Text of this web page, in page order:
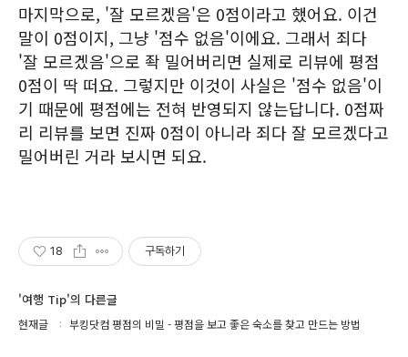
마지막으로, '잘 모르겠음'은 0점이라고 했어요. 이건
말이 0점이지, 그냥 '점수 없음'이에요. 그래서 죄다
'잘 모르겠음'으로 좍 밀어버리면 실제로 리뷰에 평점
0점이 딱 떠요. 그렇지만 이것이 사실은 '점수 없음'이
기 때문에 평점에는 전혀 반영되지 않는답니다. 0점짜
리 리뷰를 보면 진짜 0점이 아니라 죄다 잘 모르겠다고
밀어버린 거라 보시면 되요.
18 구독하기
'여행 Tip'의 다른글
현재글 부킹닷컴 평점의 비밀 - 평점을 보고 좋은 숙소를 찾고 만드는 방법